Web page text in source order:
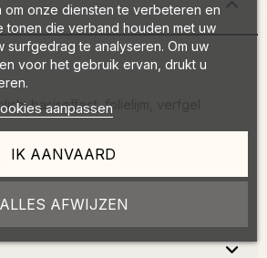
basiseffect, folielijm, verfgel
van de folie op een kleverige laag
onze diensten te verbeteren en
tonen die verband houden met uw
te analyseren. Om uw
voor het gebruik ervan, drukt u
aanpassen
ALLES AFWIJZEN
IK AANVAARD